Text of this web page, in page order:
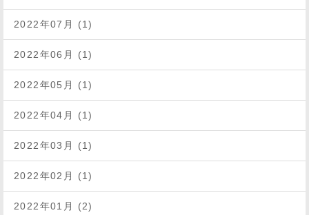
2022年07月 (1)
2022年06月 (1)
2022年05月 (1)
2022年04月 (1)
2022年03月 (1)
2022年02月 (1)
2022年01月 (2)